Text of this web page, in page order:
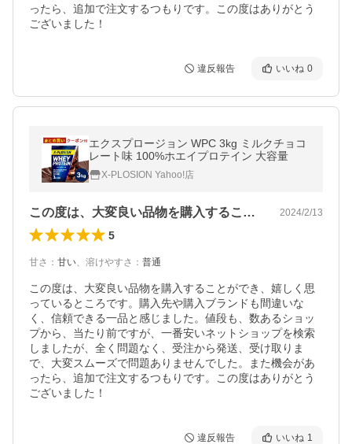
ったら、追加で注文するつもりです。この度はありがとう
ございました！
違反報告 いいね 0
エクスプロージョン WPC 3kg ミルクチョコ
レート味 100%ホエイプロテイン 大容量
X-PLOSION Yahoo!店
この度は、大変良い品物を購入することが… 2024/2/13
5
甘さ ： 甘い、 溶けやすさ ： 普通
この度は、大変良い品物を購入することができ、嬉しく思
っているところです。購入先や購入ブランドも間違いな
く、信頼できる一品と感じました。値段も、数あるショッ
プから、当たり前ですが、一番安いネットショップを検索
しましたが、全く問題なく、受注から発送、受け取りま
で、大変スムーズで問題ありませんでした。また機会があ
ったら、追加で注文するつもりです。この度はありがとう
ございました！
違反報告 いいね 1